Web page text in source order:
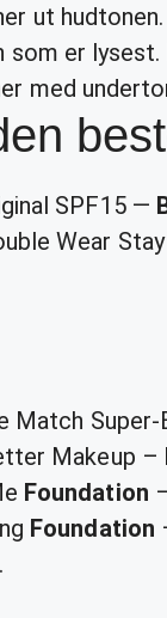
ut
som er
med
SPF15 —
Wear
Match
Makeup –
Foundation
Foundation